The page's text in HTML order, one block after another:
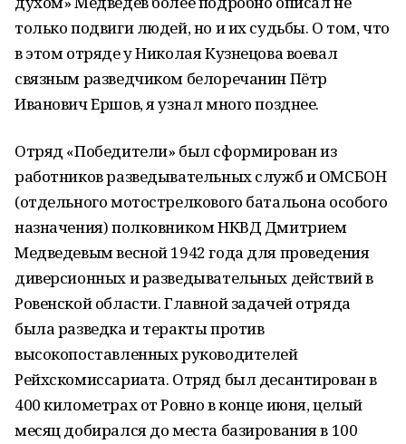
только подвиги людей, но и их судьбы. О том, что
в этом отряде у Николая Кузнецова воевал
связным разведчиком белоречанин Пётр
Иванович Ершов, я узнал много позднее.
Отряд «Победители» был сформирован из
работников разведывательных служб и ОМСБОН
(отдельного мотострелкового батальона особого
назначения) полковником НКВД Дмитрием
Медведевым весной 1942 года для проведения
диверсионных и разведывательных действий в
Ровенской области. Главной задачей отряда
была разведка и теракты против
высокопоставленных руководителей
Рейхскомиссариата. Отряд был десантирован в
400 километрах от Ровно в конце июня, целый
месяц добирался до места базирования в 100